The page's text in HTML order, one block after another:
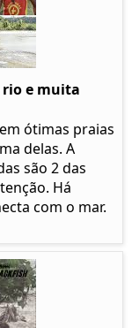
rio e muita
ótimas praias
delas. A
são 2 das
Há
com o mar.